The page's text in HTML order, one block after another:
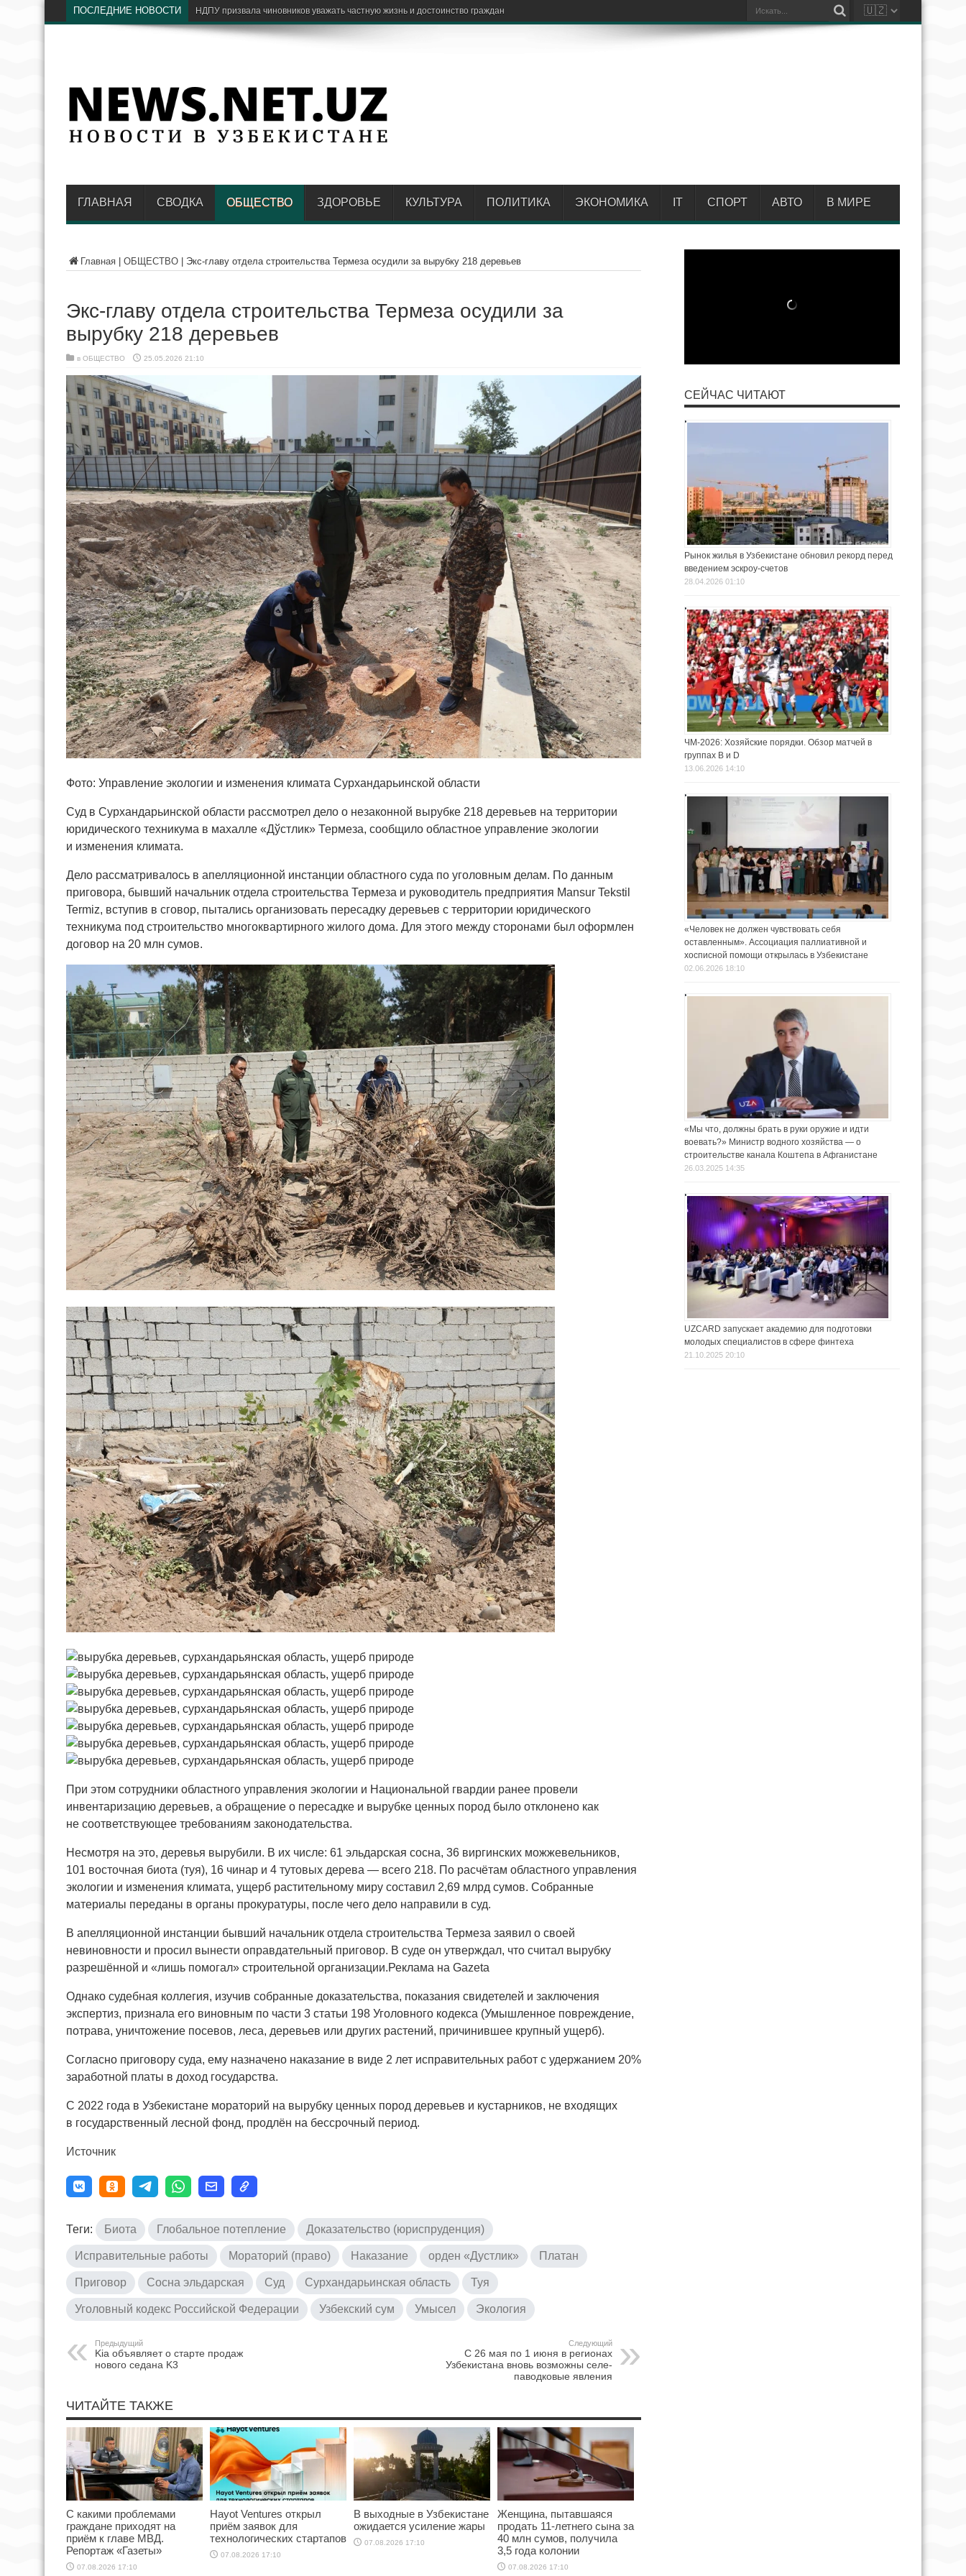
ПОСЛЕДНИЕ НОВОСТИ С какими проблемами граждане прих
ГЛАВНАЯ СВОДКА ОБЩЕСТВО ЗДОРОВЬЕ КУЛЬТУРА ПОЛИТИКА ЭКОНОМИКА IT СПОРТ АВТО В МИРЕ
Главная ОБЩЕСТВО Экс-главу отдела строительства Термеза осудили за вырубку 218 деревьев
Экс-главу отдела строительства Термеза осудили за
вырубку 218 деревьев
в ОБЩЕСТВО 25.05.2026 21:10
Фото: Управление экологии и изменения климата Сурхандарьинской области
Суд в Сурхандарьинской области рассмотрел дело о незаконной вырубке 218 деревьев на территории
юридического техникума в махалле «Дўстлик» Термеза, сообщило областное управление экологии
и изменения климата.
Дело рассматривалось в апелляционной инстанции областного суда по уголовным делам. По данным
приговора, бывший начальник отдела строительства Термеза и руководитель предприятия Mansur Tekstil
Termiz, вступив в сговор, пытались организовать пересадку деревьев с территории юридического
техникума под строительство многоквартирного жилого дома. Для этого между сторонами был оформлен
договор на 20 млн сумов.
При этом сотрудники областного управления экологии и Национальной гвардии ранее провели
инвентаризацию деревьев, а обращение о пересадке и вырубке ценных пород было отклонено как
не соответствующее требованиям законодательства.
Несмотря на это, деревья вырубили. В их числе: 61 эльдарская сосна, 36 виргинских можжевельников,
101 восточная биота (туя), 16 чинар и 4 тутовых дерева — всего 218. По расчётам областного управления
экологии и изменения климата, ущерб растительному миру составил 2,69 млрд сумов. Собранные
материалы переданы в органы прокуратуры, после чего дело направили в суд.
В апелляционной инстанции бывший начальник отдела строительства Термеза заявил о своей
невиновности и просил вынести оправдательный приговор. В суде он утверждал, что считал вырубку
разрешённой и «лишь помогал» строительной организации.Реклама на Gazeta
Однако судебная коллегия, изучив собранные доказательства, показания свидетелей и заключения
экспертиз, признала его виновным по части 3 статьи 198 Уголовного кодекса (Умышленное повреждение,
потрава, уничтожение посевов, леса, деревьев или других растений, причинившее крупный ущерб).
Согласно приговору суда, ему назначено наказание в виде 2 лет исправительных работ с удержанием 20%
заработной платы в доход государства.
С 2022 года в Узбекистане мораторий на вырубку ценных пород деревьев и кустарников, не входящих
в государственный лесной фонд, продлён на бессрочный период.
Источник
Теги: Биота Глобальное потепление Доказательство (юриспруденция)
Исправительные работы Мораторий (право) Наказание орден «Дустлик» Платан
Приговор Сосна эльдарская Суд Сурхандарьинская область Туя
Уголовный кодекс Российской Федерации Узбекский сум Умысел Экология
Предыдущий
Kia объявляет о старте продаж
нового седана K3
Следующий
С 26 мая по 1 июня в регионах
Узбекистана вновь возможны селе-
паводковые явления
ЧИТАЙТЕ ТАКЖЕ
С какими проблемами
граждане приходят на
приём к главе МВД.
Репортаж «Газеты»
07.08.2026 17:10
Hayot Ventures открыл
приём заявок для
технологических стартапов
07.08.2026 17:10
В выходные в Узбекистане
ожидается усиление жары
07.08.2026 17:10
Женщина, пытавшаяся
продать 11-летнего сына за
40 млн сумов, получила
3,5 года колонии
07.08.2026 17:10
СЕЙЧАС ЧИТАЮТ
Рынок жилья в Узбекистане обновил рекорд перед
введением эскроу-счетов
28.04.2026 01:10
ЧМ-2026: Хозяйские порядки. Обзор матчей в
группах В и D
13.06.2026 14:10
«Человек не должен чувствовать себя
оставленным». Ассоциация паллиативной и
хосписной помощи открылась в Узбекистане
02.06.2026 18:10
«Мы что, должны брать в руки оружие и идти
воевать?» Министр водного хозяйства — о
строительстве канала Коштепа в Афганистане
26.03.2025 14:35
UZCARD запускает академию для подготовки
молодых специалистов в сфере финтеха
21.10.2025 20:10